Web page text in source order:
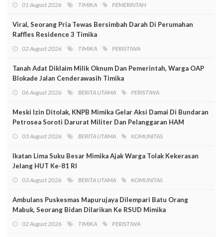
01 August 2026 TIMIKA PEMERINTAH
Viral, Seorang Pria Tewas Bersimbah Darah Di Perumahan
Raffles Residence 3 Timika
02 August 2026 TIMIKA PERISTIWA
Tanah Adat Diklaim Milik Oknum Dan Pemerintah, Warga OAP
Blokade Jalan Cenderawasih Timika
06 August 2026 BERITA UTAMA PERISTIWA
Meski Izin Ditolak, KNPB Mimika Gelar Aksi Damai Di Bundaran
Petrosea Soroti Darurat Militer Dan Pelanggaran HAM
03 August 2026 BERITA UTAMA KOMUNITAS
Ikatan Lima Suku Besar Mimika Ajak Warga Tolak Kekerasan
Jelang HUT Ke-81 RI
03 August 2026 BERITA UTAMA KOMUNITAS
Ambulans Puskesmas Mapurujaya Dilempari Batu Orang
Mabuk, Seorang Bidan Dilarikan Ke RSUD Mimika
02 August 2026 TIMIKA PERISTIWA